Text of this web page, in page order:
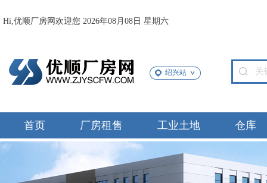
Hi,优顺厂房网欢迎您 2026年08月08日 星期六
绍兴站
首页 厂房租售 工业土地 仓库